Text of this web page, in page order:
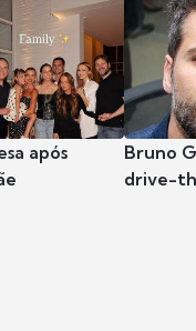
após
Bruno
drive-